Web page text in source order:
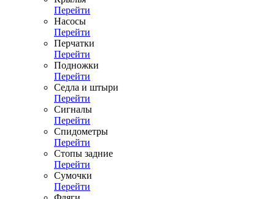
Перейти
Насосы
Перейти
Перчатки
Перейти
Подножки
Перейти
Седла и штыри
Перейти
Сигналы
Перейти
Спидометры
Перейти
Стопы задние
Перейти
Сумочки
Перейти